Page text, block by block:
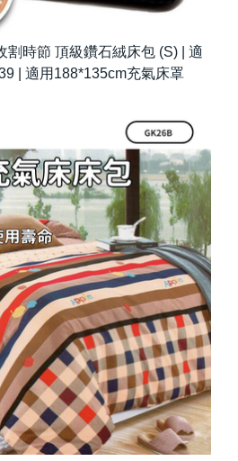
割時節 頂級鑽石絨床包 (S) | 適
| 適用188*135cm充氣床罩